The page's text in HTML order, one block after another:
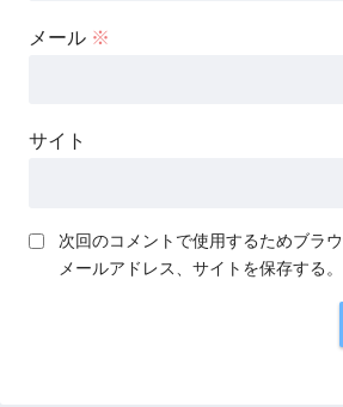
メール ※
サイト
次回のコメントで使用するためブラ
メールアドレス、サイトを保存する。